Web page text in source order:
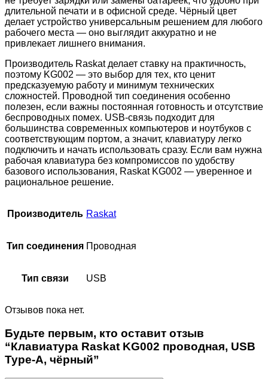
длительной печати и в офисной среде. Чёрный цвет
делает устройство универсальным решением для любого
рабочего места — оно выглядит аккуратно и не
привлекает лишнего внимания.
Производитель Raskat делает ставку на практичность,
поэтому KG002 — это выбор для тех, кто ценит
предсказуемую работу и минимум технических
сложностей. Проводной тип соединения особенно
полезен, если важны постоянная готовность и отсутствие
беспроводных помех. USB-связь подходит для
большинства современных компьютеров и ноутбуков с
соответствующим портом, а значит, клавиатуру легко
подключить и начать использовать сразу. Если вам нужна
рабочая клавиатура без компромиссов по удобству
базового использования, Raskat KG002 — уверенное и
рациональное решение.
Производитель Raskat
Тип соединения Проводная
Тип связи USB
Отзывов пока нет.
Будьте первым, кто оставит отзыв
“Клавиатура Raskat KG002 проводная, USB
Type-A, чёрный”